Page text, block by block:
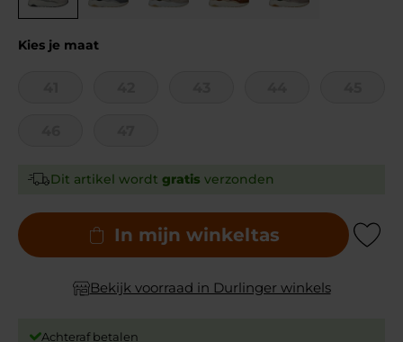
Kies je maat
Dit artikel wordt gratis verzonden
In mijn winkeltas Add to
Bekijk voorraad in Durlinger winkels
Achteraf betalen